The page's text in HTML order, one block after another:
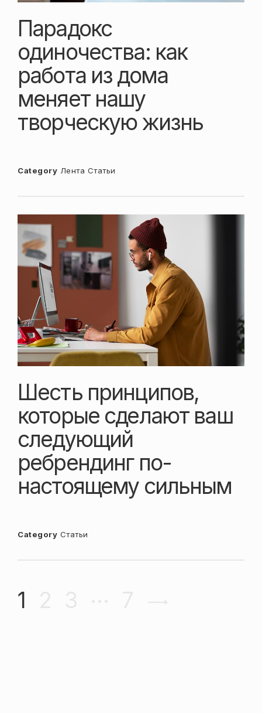
Парадокс
одиночества: как
работа из дома
меняет нашу
творческую жизнь
Category Лента Статьи
Шесть принципов,
которые сделают ваш
следующий
ребрендинг по-
настоящему сильным
Category Статьи
Навигация
1